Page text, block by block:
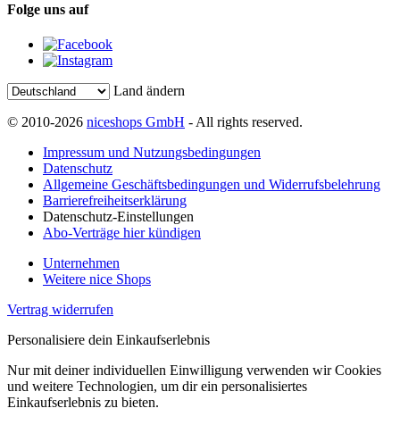
Folge uns auf
Land ändern
© 2010-2026 niceshops GmbH - All rights reserved.
Impressum und Nutzungsbedingungen
Datenschutz
Allgemeine Geschäftsbedingungen und Widerrufsbelehrung
Barrierefreiheitserklärung
Datenschutz-Einstellungen
Abo-Verträge hier kündigen
Unternehmen
Weitere nice Shops
Vertrag widerrufen
Personalisiere dein Einkaufserlebnis
Nur mit deiner individuellen Einwilligung verwenden wir Cookies
und weitere Technologien, um dir ein personalisiertes
Einkaufserlebnis zu bieten.